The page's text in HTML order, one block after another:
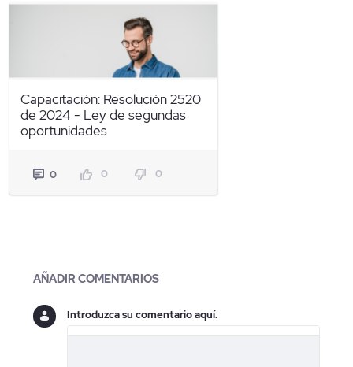
Capacitación: Resolución 2520
de 2024 - Ley de segundas
oportunidades
0 0 0
Blogs
AÑADIR COMENTARIOS
Introduzca su comentario aquí.